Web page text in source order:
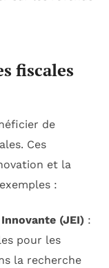
fiscales
de
Ces
et la
:
(JEI):
pour les
la recherche